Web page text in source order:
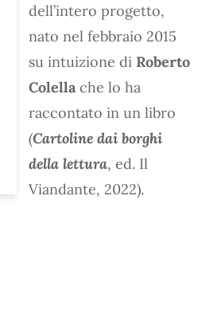
dell’intero progetto,
nato nel febbraio 2015
su intuizione di Roberto
Colella che lo ha
raccontato in un libro
(Cartoline dai borghi
della lettura, ed. Il
Viandante, 2022).